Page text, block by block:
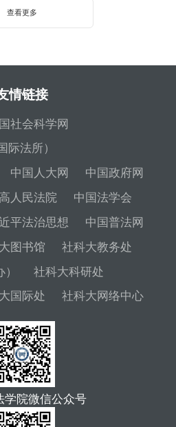
查看更多
情链接
社会科学网
际法所）
中国人大网
中国政府网
人民法院
中国法学会
平法治思想
中国普法网
图书馆
社科大教务处
社科大科研处
国际处 社科大网络中心
学院微信公众号